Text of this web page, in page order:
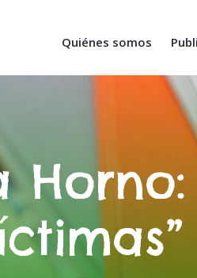
Quiénes somos